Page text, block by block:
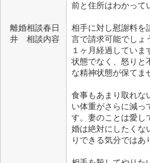
離婚相談春日
井 相談内容
前と住所はわかって
相手に対し慰謝料を
言で請求可能でしょ
１ヶ月経過していま
状態でなく、怒りと
な精神状態が保てま
食事もあまり取れな
い体重がさらに減っ
す。妻のことは愛し
婚は絶対にしたくな
りできる気分ではあ